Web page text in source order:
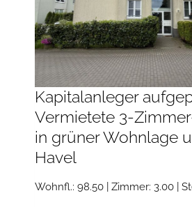
EIGENTUMSWOHNUNG
MIT
BALKON
UND
STELLPLATZ
Kapitalanleger
Vermietete 3-
in grüner Wohnlage
Havel
Wohnfl.: 98.50 | Zimmer: 3.00 |